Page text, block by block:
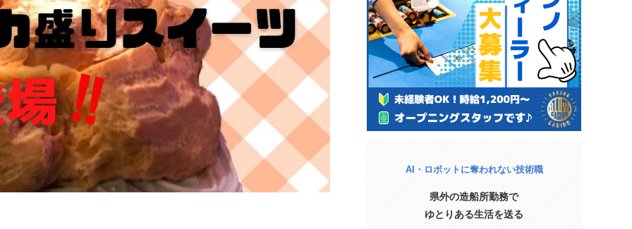
AI・ロボットに奪われない技術職
県外の造船所勤務で
ゆとりある生活を送る